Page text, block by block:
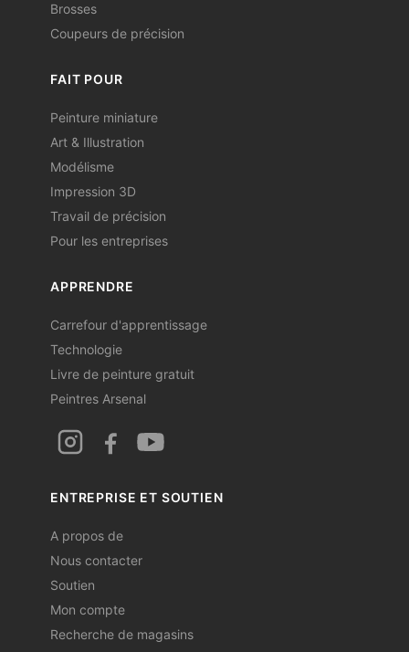
Brosses
Coupeurs de précision
FAIT POUR
Peinture miniature
Art & Illustration
Modélisme
Impression 3D
Travail de précision
Pour les entreprises
APPRENDRE
Carrefour d'apprentissage
Technologie
Livre de peinture gratuit
Peintres Arsenal
ENTREPRISE ET SOUTIEN
A propos de
Nous contacter
Soutien
Mon compte
Recherche de magasins